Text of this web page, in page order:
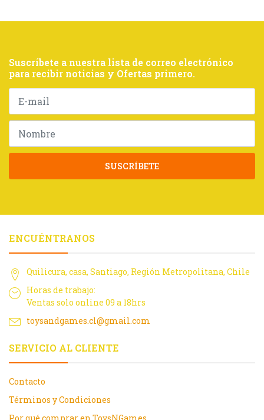
Suscríbete a nuestra lista de correo electrónico
para recibir noticias y Ofertas primero.
SUSCRÍBETE
ENCUÉNTRANOS
Quilicura, casa, Santiago, Región Metropolitana, Chile
Horas de trabajo:
Ventas solo online 09 a 18hrs
toysandgames.cl@gmail.com
SERVICIO AL CLIENTE
Contacto
Términos y Condiciones